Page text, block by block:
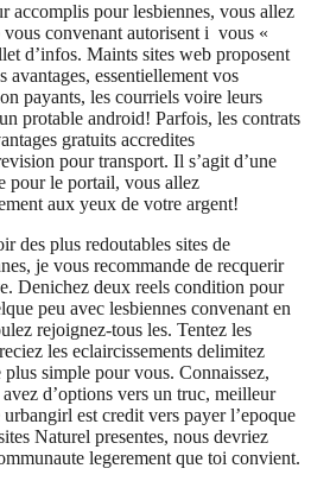
accomplis pour lesbiennes, vous allez
vous convenant autorisent i vous «
d’infos. Maints sites web proposent
avantages, essentiellement vos
payants, les courriels voire leurs
protable android! Parfois, les contrats
gratuits accredites
pour transport. Il s’agit d’une
pour le portail, vous allez
aux yeux de votre argent!
des plus redoutables sites de
je vous recommande de recquerir
Denichez deux reels condition pour
peu avec lesbiennes convenant en
rejoignez-tous les. Tentez les
les eclaircissements delimitez
simple pour vous. Connaissez,
d’options vers un truc, meilleur
est credit vers payer l’epoque
Naturel presentes, nous devriez
legerement que toi convient.